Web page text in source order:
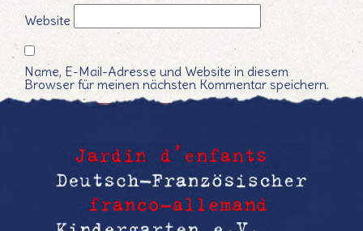
Website
Name, E-Mail-Adresse und Website in diesem
Browser für meinen nächsten Kommentar speichern.